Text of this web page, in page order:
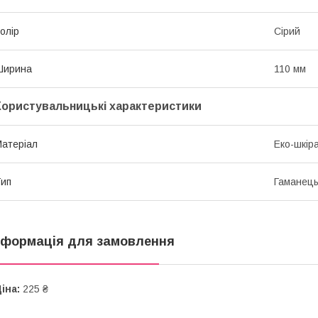
Сірий
110 мм
характеристики
Еко-
для замовлення
225 ₴